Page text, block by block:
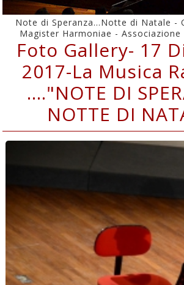
Note di Speranza...Notte di Natale -
Magister Harmoniae - Associazione
Foto Gallery- 17
2017-La Musica
...."NOTE DI
NOTTE DI